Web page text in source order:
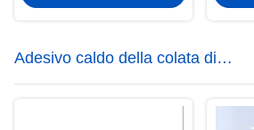
Adesivo caldo della colata di
falegnameria